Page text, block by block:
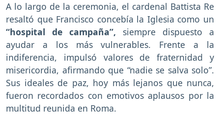
A lo largo de la ceremonia, el cardenal Battista Re
resaltó que Francisco concebía la Iglesia como un
“hospital de campaña”, siempre dispuesto a
ayudar a los más vulnerables. Frente a la
indiferencia, impulsó valores de fraternidad y
misericordia, afirmando que “nadie se salva solo”.
Sus ideales de paz, hoy más lejanos que nunca,
fueron recordados con emotivos aplausos por la
multitud reunida en Roma.